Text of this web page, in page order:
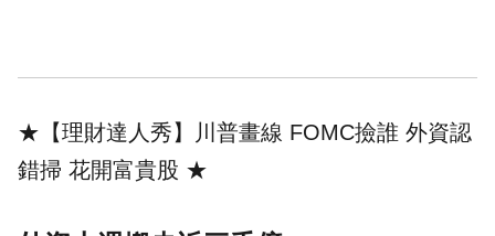
★【理財達人秀】川普畫線 FOMC撿誰 外資認
錯掃 花開富貴股 ★